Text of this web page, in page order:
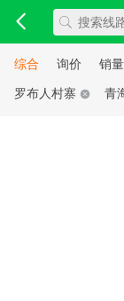
综合 询价 销量
罗布人村寨
青